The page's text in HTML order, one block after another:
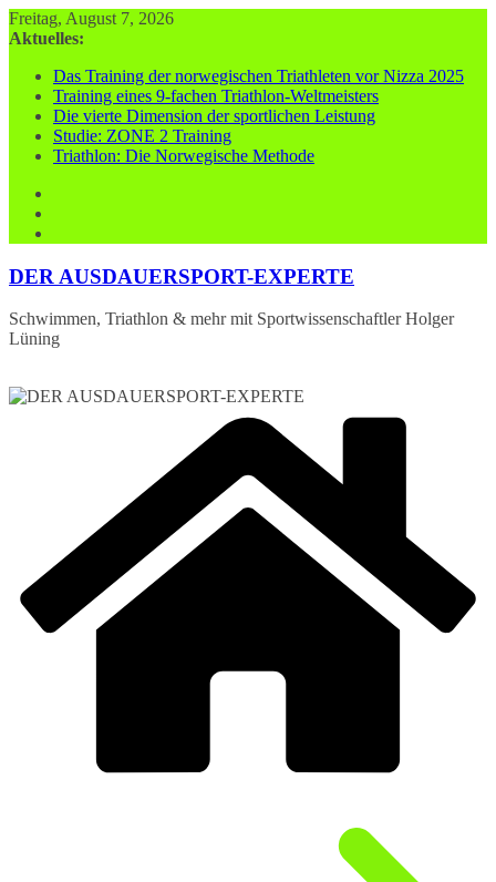
Zum
Inhalt
Freitag, August 7, 2026
Aktuelles:
Das Training der norwegischen Triathleten vor Nizza 2025
Training eines 9-fachen Triathlon-Weltmeisters
Die vierte Dimension der sportlichen Leistung
Studie: ZONE 2 Training
Triathlon: Die Norwegische Methode
DER AUSDAUERSPORT-EXPERTE
Schwimmen, Triathlon & mehr mit Sportwissenschaftler Holger
Lüning